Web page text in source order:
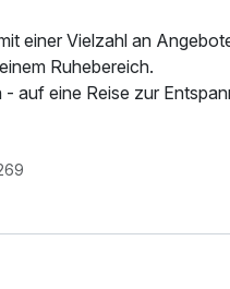
einer Vielzahl an
Ruhebereich.
auf eine Reise zur